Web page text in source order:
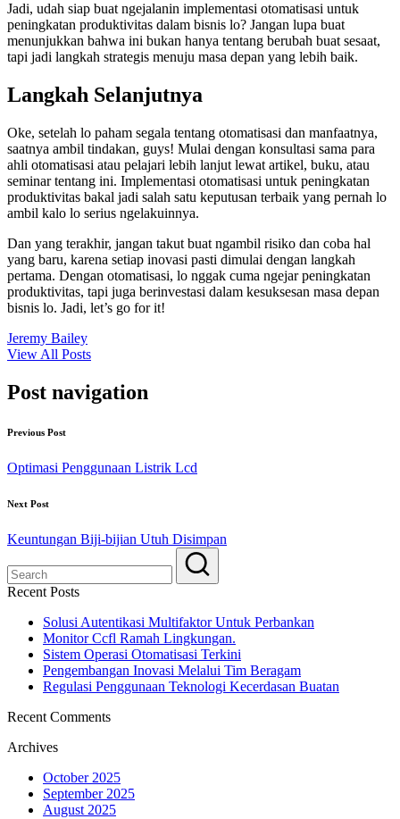
Jadi, udah siap buat ngejalanin implementasi otomatisasi untuk
peningkatan produktivitas dalam bisnis lo? Jangan lupa buat
menunjukkan bahwa ini bukan hanya tentang berubah buat sesaat,
tapi jadi langkah strategis menuju masa depan yang lebih baik.
Langkah Selanjutnya
Oke, setelah lo paham segala tentang otomatisasi dan manfaatnya,
saatnya ambil tindakan, guys! Mulai dengan konsultasi sama para
ahli otomatisasi atau pelajari lebih lanjut lewat artikel, buku, atau
seminar tentang ini. Implementasi otomatisasi untuk peningkatan
produktivitas bakal jadi salah satu keputusan terbaik yang pernah lo
ambil kalo lo serius ngelakuinnya.
Dan yang terakhir, jangan takut buat ngambil risiko dan coba hal
yang baru, karena setiap inovasi pasti dimulai dengan langkah
pertama. Dengan otomatisasi, lo nggak cuma ngejar peningkatan
produktivitas, tapi juga berinvestasi dalam kesuksesan masa depan
bisnis lo. Jadi, let’s go for it!
Jeremy Bailey
View All Posts
Post navigation
Previous Post
Optimasi Penggunaan Listrik Lcd
Next Post
Keuntungan Biji-bijian Utuh Disimpan
Recent Posts
Solusi Autentikasi Multifaktor Untuk Perbankan
Monitor Ccfl Ramah Lingkungan.
Sistem Operasi Otomatisasi Terkini
Pengembangan Inovasi Melalui Tim Beragam
Regulasi Penggunaan Teknologi Kecerdasan Buatan
Recent Comments
Archives
October 2025
September 2025
August 2025